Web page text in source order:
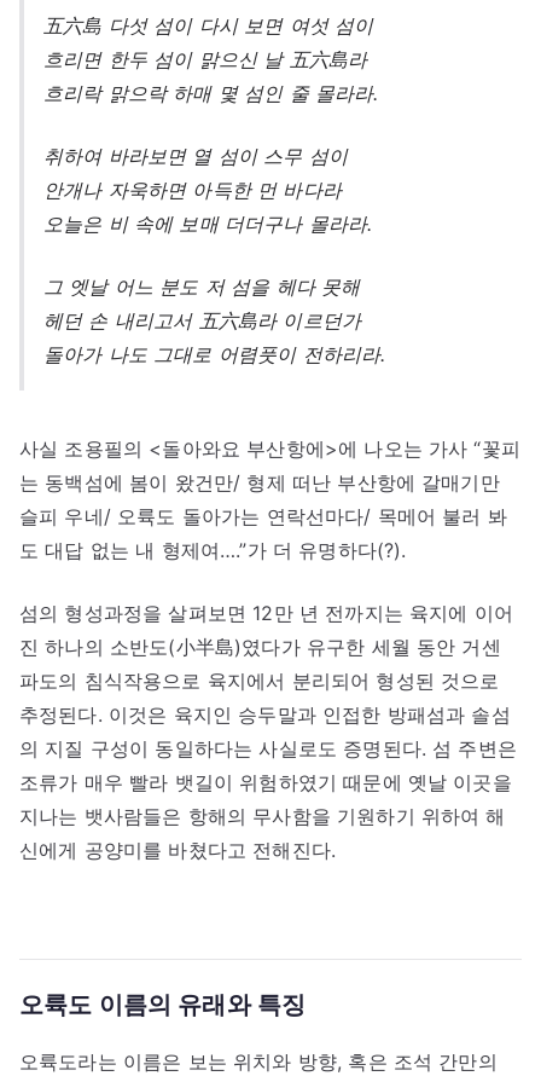
五六島 다섯 섬이 다시 보면 여섯 섬이
흐리면 한두 섬이 맑으신 날 五六島라
흐리락 맑으락 하매 몇 섬인 줄 몰라라.
취하여 바라보면 열 섬이 스무 섬이
안개나 자욱하면 아득한 먼 바다라
오늘은 비 속에 보매 더더구나 몰라라.
그 엣날 어느 분도 저 섬을 헤다 못해
헤던 손 내리고서 五六島라 이르던가
돌아가 나도 그대로 어렴풋이 전하리라.
사실 조용필의 <돌아와요 부산항에>에 나오는 가사 “꽃피
는 동백섬에 봄이 왔건만/ 형제 떠난 부산항에 갈매기만
슬피 우네/ 오륙도 돌아가는 연락선마다/ 목메어 불러 봐
도 대답 없는 내 형제여….”가 더 유명하다(?).
섬의 형성과정을 살펴보면 12만 년 전까지는 육지에 이어
진 하나의 소반도(小半島)였다가 유구한 세월 동안 거센
파도의 침식작용으로 육지에서 분리되어 형성된 것으로
추정된다. 이것은 육지인 승두말과 인접한 방패섬과 솔섬
의 지질 구성이 동일하다는 사실로도 증명된다. 섬 주변은
조류가 매우 빨라 뱃길이 위험하였기 때문에 옛날 이곳을
지나는 뱃사람들은 항해의 무사함을 기원하기 위하여 해
신에게 공양미를 바쳤다고 전해진다.
오륙도 이름의 유래와 특징
오륙도라는 이름은 보는 위치와 방향, 혹은 조석 간만의